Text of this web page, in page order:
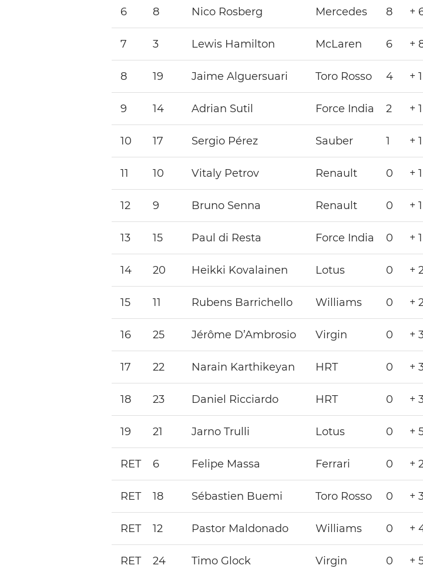
6 8 Nico Rosberg Mercedes 8 +
7 3 Lewis Hamilton McLaren 6 +
8 19 Jaime Alguersuari Toro Rosso 4 +
9 14 Adrian Sutil Force India 2 +
10 17 Sergio Pérez Sauber 1 +
11 10 Vitaly Petrov Renault 0 +
12 9 Bruno Senna Renault 0 +
13 15 Paul di Resta Force India 0 +
14 20 Heikki Kovalainen Lotus 0 +
15 11 Rubens Barrichello Williams 0 +
16 25 Jérôme D’Ambrosio Virgin 0 +
17 22 Narain Karthikeyan HRT 0 +
18 23 Daniel Ricciardo HRT 0 +
19 21 Jarno Trulli Lotus 0 +
RET 6 Felipe Massa Ferrari 0 +
RET 18 Sébastien Buemi Toro Rosso 0 +
RET 12 Pastor Maldonado Williams 0 +
RET 24 Timo Glock Virgin 0 +